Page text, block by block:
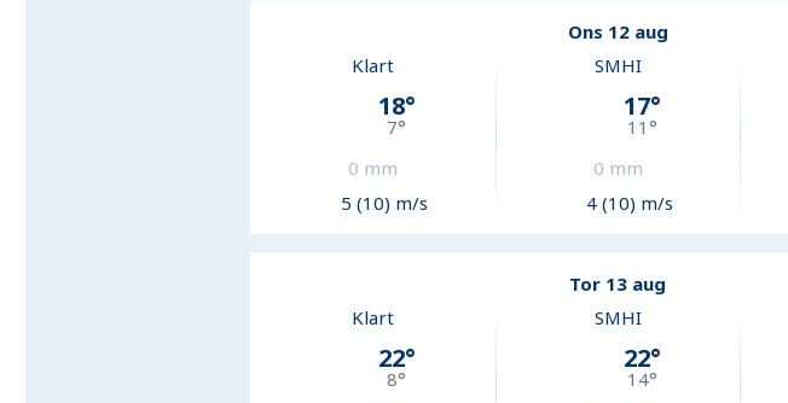
Ons 12 aug
Klart
18°
7°
0 mm
5 (10) m/s
SMHI
17°
11 °
0 mm
4 (10) m/s
Tor 13 aug
Klart
22°
8°
SMHI
22°
14°